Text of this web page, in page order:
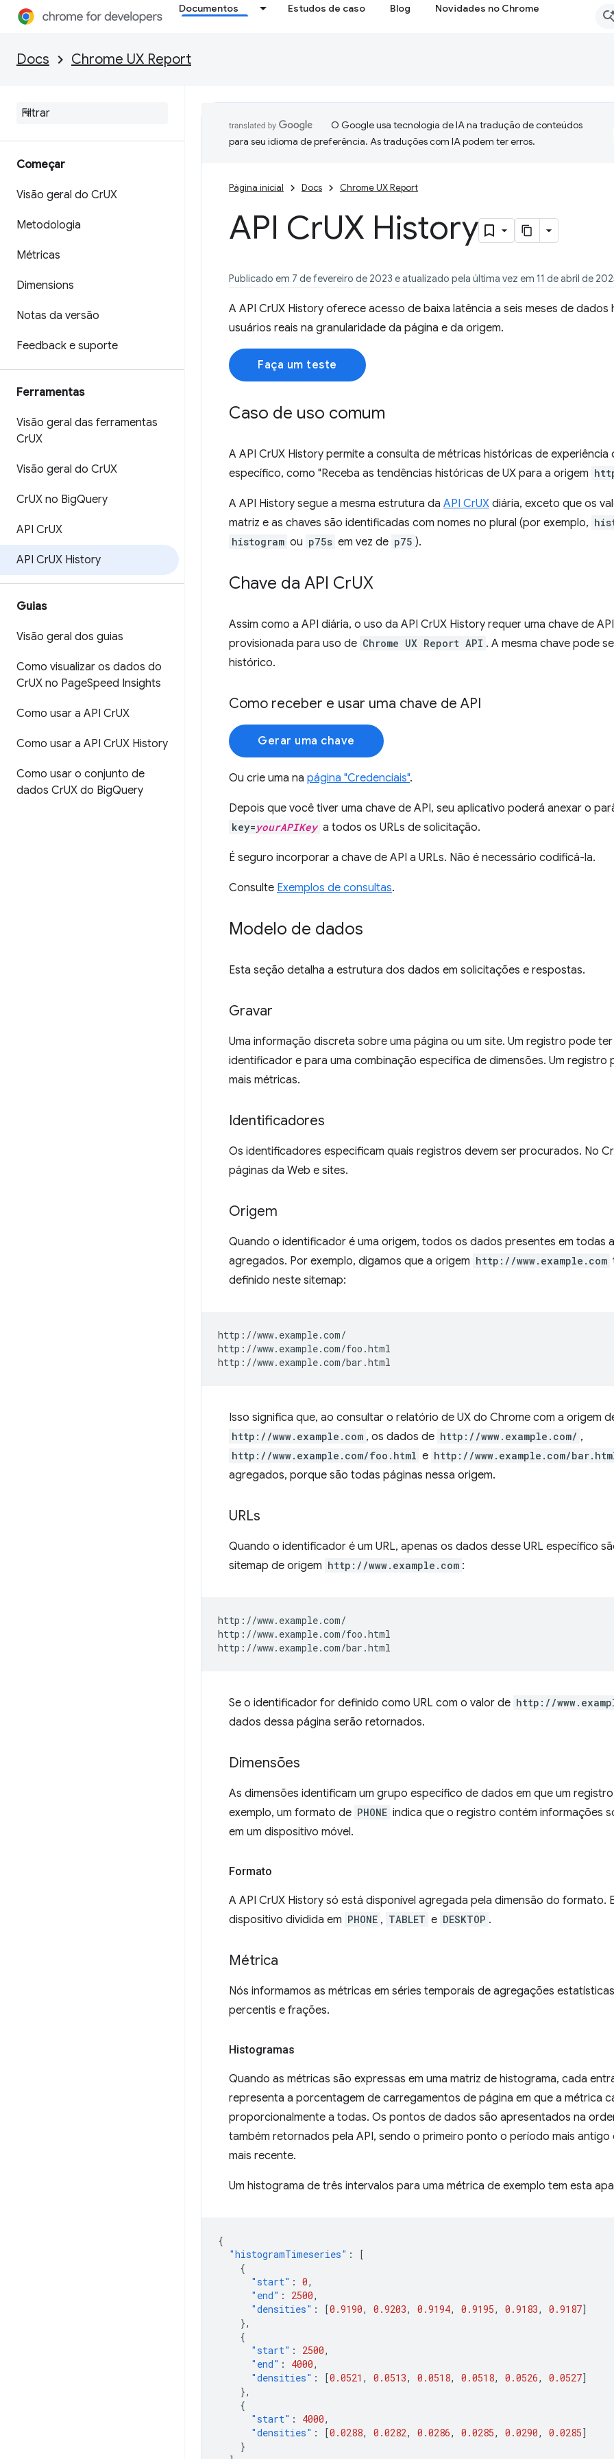
Documentos Estudos de caso Blog Novidades no Chrome
Docs Chrome UX Report
Começar
Visão geral do CrUX
Metodologia
Métricas
Dimensions
Notas da versão
Feedback e suporte
Ferramentas
Visão geral das ferramentas
CrUX
Visão geral do CrUX
CrUX no BigQuery
API CrUX
API CrUX History
Guias
Visão geral dos guias
Como visualizar os dados do
CrUX no PageSpeed Insights
Como usar a API CrUX
Como usar a API CrUX History
Como usar o conjunto de
dados CrUX do BigQuery
O Google usa tecnologia de IA na tradução de conteúdos
para seu idioma de preferência. As traduções com IA podem ter erros.
Página inicial Docs Chrome UX Report
API CrUX History
Publicado em 7 de fevereiro de 2023 e atualizado pela última vez em 11 de abril de
A API CrUX History oferece acesso de baixa latência a seis meses de dados
usuários reais na granularidade da página e da origem.
Faça um teste
Caso de uso comum
A API CrUX History permite a consulta de métricas históricas de experiência
específico, como "Receba as tendências históricas de UX para a origem
A API History segue a mesma estrutura da API CrUX diária, exceto que os
matriz e as chaves são identificadas com nomes no plural (por exemplo,
histogram ou p75s em vez de p75 ).
Chave da API CrUX
Assim como a API diária, o uso da API CrUX History requer uma chave de
provisionada para uso de Chrome UX Report API . A mesma chave pode
histórico.
Como receber e usar uma chave de API
Gerar uma chave
Ou crie uma na página "Credenciais".
Depois que você tiver uma chave de API, seu aplicativo poderá anexar o
key=yourAPIKey a todos os URLs de solicitação.
É seguro incorporar a chave de API a URLs. Não é necessário codificá-la.
Consulte Exemplos de consultas.
Modelo de dados
Esta seção detalha a estrutura dos dados em solicitações e respostas.
Gravar
Uma informação discreta sobre uma página ou um site. Um registro pode
identificador e para uma combinação específica de dimensões. Um registro
mais métricas.
Identificadores
Os identificadores especificam quais registros devem ser procurados. No
páginas da Web e sites.
Origem
Quando o identificador é uma origem, todos os dados presentes em todas
agregados. Por exemplo, digamos que a origem http://www.example.com
definido neste sitemap:
http://www.example.com/
http://www.example.com/foo.html
Isso significa que, ao consultar o relatório de UX do Chrome com a origem
http://www.example.com , os dados de http://www.example.com/ ,
http://www.example.com/foo.html e http://www.example.com/
agregados, porque são todas páginas nessa origem.
URLs
Quando o identificador é um URL, apenas os dados desse URL específico
sitemap de origem http://www.example.com :
http://www.example.com/
http://www.example.com/foo.html
Se o identificador for definido como URL com o valor de http://
dados dessa página serão retornados.
Dimensões
As dimensões identificam um grupo específico de dados em que um
exemplo, um formato de PHONE indica que o registro contém informações
em um dispositivo móvel.
Formato
A API CrUX History só está disponível agregada pela dimensão do formato.
dispositivo dividida em PHONE , TABLET e DESKTOP .
Métrica
Nós informamos as métricas em séries temporais de agregações
percentis e frações.
Histogramas
Quando as métricas são expressas em uma matriz de histograma, cada
representa a porcentagem de carregamentos de página em que a métrica
proporcionalmente a todas. Os pontos de dados são apresentados na
também retornados pela API, sendo o primeiro ponto o período mais antigo
mais recente.
Um histograma de três intervalos para uma métrica de exemplo tem esta
{
"histogramTimeseries" :
[
{
"start" : 0,
"end" : 2500,
"densities" : [0.9190, 0.9203, 0.9194, 0.9195, 0.9183, 0.9187]
},
{
"start" : 2500,
"end" : 4000,
"densities" : [0.0521 , 0.0513, 0.0518, 0.0518, 0.0526, 0.0527]
},
{
"start" : 4000,
"densities" : [0.0288, 0.0282, 0.0286, 0.0285, 0.0290, 0.0285]
}